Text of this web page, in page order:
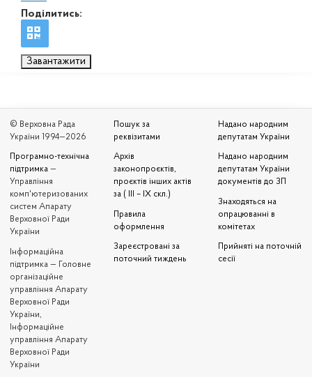
Поділитись:
Завантажити
© Верховна Рада
України 1994—2026
Програмно-технічна
підтримка —
Управління
комп'ютеризованих
систем Апарату
Верховної Ради
України
Iнформаційна
підтримка — Головне
організаційне
управління Апарату
Верховної Ради
України,
Інформаційне
управління Апарату
Верховної Ради
України
Пошук за
реквізитами
Архів
законопроєктів,
проєктів інших актів
за ( III – IX скл.)
Правила
оформлення
Зареєстровані за
поточний тиждень
Надано народним
депутатам України
Надано народним
депутатам України
документів до ЗП
Знаходяться на
опрацюванні в
комітетах
Прийняті на поточній
сесії